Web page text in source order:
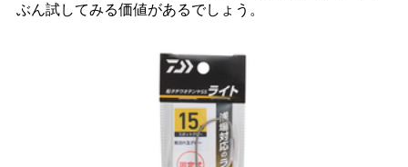
ぶん試してみる価値があるでしょう。